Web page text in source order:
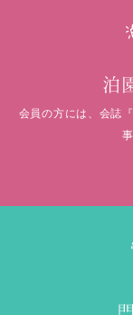
会員の方には、会誌